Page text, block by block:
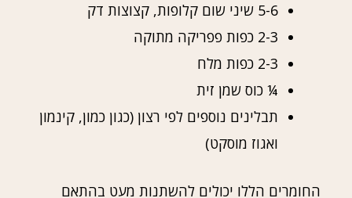
5-6 שיני שום קלופות, קצוצות דק
2-3 כפות פפריקה מתוקה
2-3 כפות מלח
¼ כוס שמן זית
תבלינים נוספים לפי רצון (כגון כמון, קינמון
ואגוז מוסקט)
החומרים הללו יכולים להשתנות מעט בהתאם